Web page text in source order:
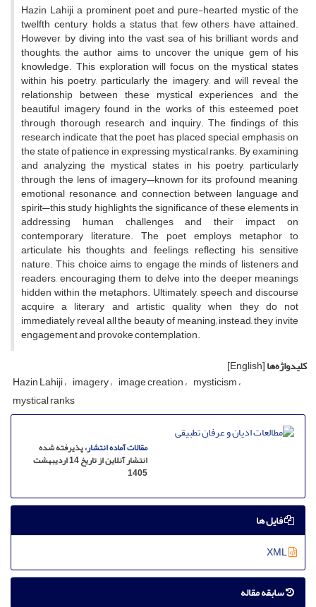
Hazin Lahiji, a prominent poet and pure-hearted mystic of the
twelfth century, holds a status that few others have attained.
However, by diving into the vast sea of his brilliant words and
thoughts, the author aims to uncover the unique gem of his
knowledge. This exploration will focus on the mystical states
within his poetry, particularly the imagery, and will reveal the
relationship between these mystical experiences and the
beautiful imagery found in the works of this esteemed poet
through thorough research and inquiry. The findings of this
research indicate that the poet has placed special emphasis on
the state of patience in expressing mystical ranks. By examining
and analyzing the mystical states in his poetry, particularly
through the lens of imagery—known for its profound meaning,
emotional resonance, and connection between language and
spirit—this study highlights the significance of these elements in
addressing human challenges and their impact on
contemporary literature. The poet employs metaphor to
articulate his thoughts and feelings, reflecting his sensitive
nature. This choice aims to engage the minds of listeners and
readers, encouraging them to delve into the deeper meanings
hidden within the metaphors. Ultimately, speech and discourse
acquire a literary and artistic quality when they do not
immediately reveal all the beauty of meaning; instead, they invite
engagement and provoke contemplation.
کلیدواژه‌ها[English]
Hazin Lahiji imagery image creation mysticism
mystical ranks
مقالات آماده انتشار، پذیرفته شده
انتشار آنلاین از تاریخ 14 اردیبهشت
1405
فایل ها
سابقه مقاله